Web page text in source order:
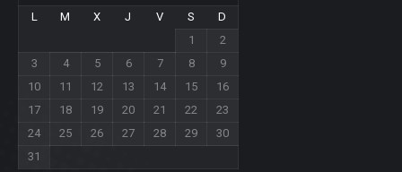
L
M X J V S
D
1
2
3
4 5 6 7 8
9
10
11 12 13 14 15
16
17
18 19 20 21 22
23
24
25 26 27 28 29
30
31